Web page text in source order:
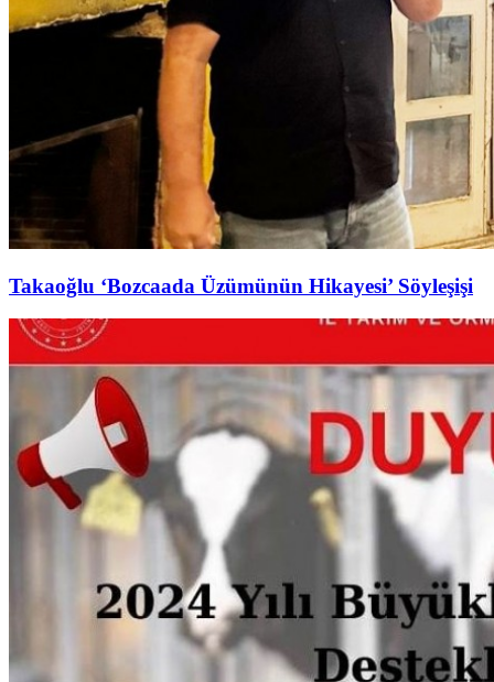
Takaoğlu ‘Bozcaada Üzümünün Hikayesi’ Söyleşişi